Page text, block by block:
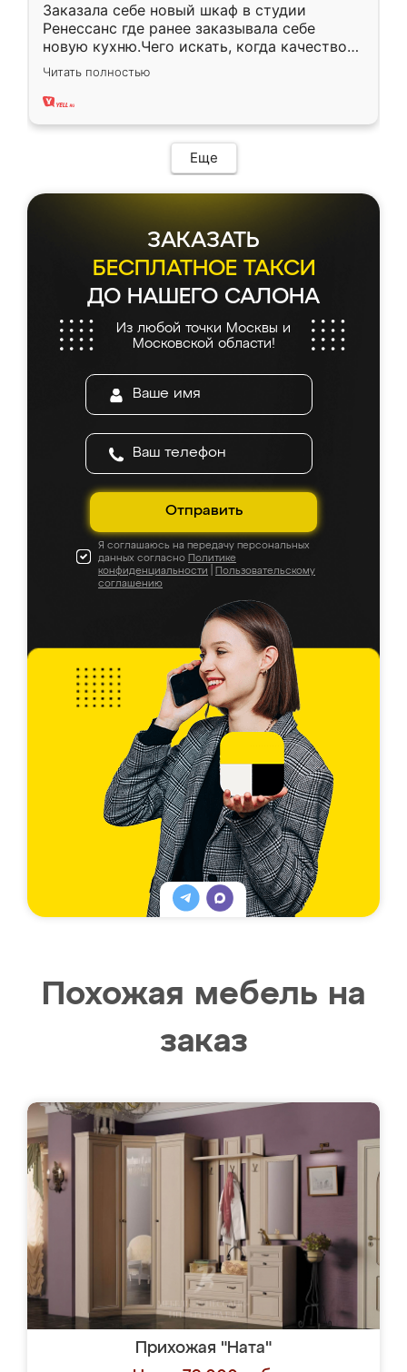
Заказала себе новый шкаф в студии
Ренессанс где ранее заказывала себе
новую кухню.Чего искать, когда качеством
вполне довольна. Служит кухня уже почти
два года, нареканий нет.
Читать полностью
Еще
ЗАКАЗАТЬ
БЕСПЛАТНОЕ ТАКСИ
ДО НАШЕГО САЛОНА
Из любой точки Москвы и
Московской области!
Отправить
Я соглашаюсь на передачу персональных
данных согласно Политике
конфиденциальности
Пользовательскому
соглашению
Похожая мебель на
заказ
Прихожая "Ната"